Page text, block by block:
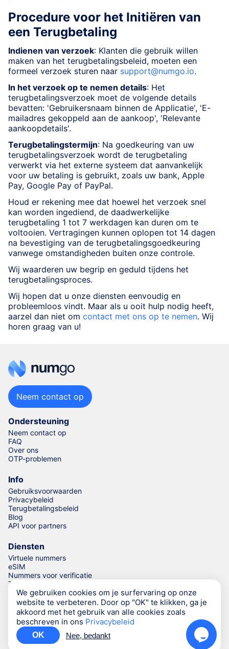
Procedure voor het Initiëren van
een Terugbetaling
Indienen van verzoek: Klanten die gebruik willen
maken van het terugbetalingsbeleid, moeten een
formeel verzoek sturen naar support@numgo.io.
In het verzoek op te nemen details: Het
terugbetalingsverzoek moet de volgende details
bevatten: 'Gebruikersnaam binnen de Applicatie', 'E-
mailadres gekoppeld aan de aankoop', 'Relevante
aankoopdetails'.
Terugbetalingstermijn: Na goedkeuring van uw
terugbetalingsverzoek wordt de terugbetaling
verwerkt via het externe systeem dat aanvankelijk
voor uw betaling is gebruikt, zoals uw bank, Apple
Pay, Google Pay of PayPal.
Houd er rekening mee dat hoewel het verzoek snel
kan worden ingediend, de daadwerkelijke
terugbetaling 1 tot 7 werkdagen kan duren om te
voltooien. Vertragingen kunnen oplopen tot 14 dagen
na bevestiging van de terugbetalingsgoedkeuring
vanwege omstandigheden buiten onze controle.
Wij waarderen uw begrip en geduld tijdens het
terugbetalingsproces.
Wij hopen dat u onze diensten eenvoudig en
probleemloos vindt. Maar als u ooit hulp nodig heeft,
aarzel dan niet om contact met ons op te nemen. Wij
horen graag van u!
Ondersteuning
Neem contact op
FAQ
Over ons
OTP-problemen
Info
Gebruiksvoorwaarden
Privacybeleid
Terugbetalingsbeleid
Blog
API voor partners
Diensten
Virtuele nummers
eSIM
Nummers voor verificatie
Telefoonnummergenerator
Neem contact op
© Numgo LLP,2026
(Stoney Works, 8 Stoney Lane, London,
United Kingdom, SE19 3BD)
We gebruiken cookies om je surfervaring op onze
website te verbeteren. Door op "OK" te klikken, ga je
akkoord met het gebruik van alle cookies zoals
beschreven in ons Privacybeleid
OK Nee, bedankt